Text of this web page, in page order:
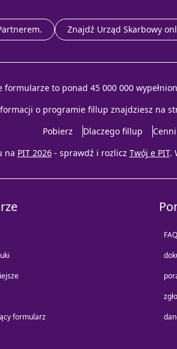
Znajdź Urząd Skarbowy
formularze to ponad 45 000 000
o programie fillup znajdziesz na
Pobierz
Dlaczego fillup
na PIT 2026 - sprawdź i rozlicz Twój e PIT.
formularz
FAQ